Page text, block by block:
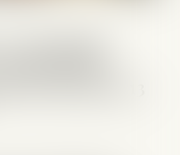
criminalité
sur les
de la loi du 13